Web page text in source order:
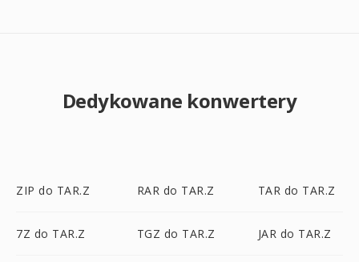
Dedykowane konwertery
ZIP do TAR.Z RAR do TAR.Z TAR do TAR.Z
7Z do TAR.Z TGZ do TAR.Z JAR do TAR.Z